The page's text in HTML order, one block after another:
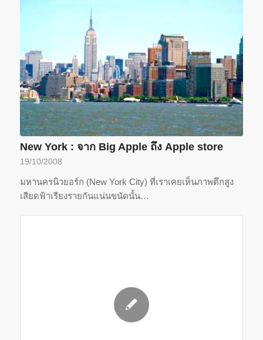
New York : จาก Big Apple ถึง Apple store
19/10/2008
มหานครนิวยอร์ก (New York City) ที่เราเคยเห็นภาพตึกสูง
เสียดฟ้าเรียงรายกันแน่นขนัดนั้น…